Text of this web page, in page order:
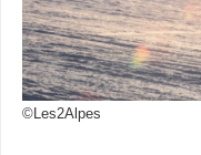
©Les2Alpes